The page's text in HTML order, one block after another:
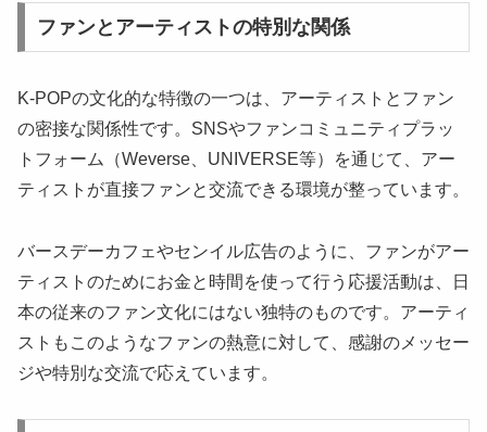
ファンとアーティストの特別な関係
K-POPの文化的な特徴の一つは、アーティストとファン
の密接な関係性です。SNSやファンコミュニティプラッ
トフォーム（Weverse、UNIVERSE等）を通じて、アー
ティストが直接ファンと交流できる環境が整っています。
バースデーカフェやセンイル広告のように、ファンがアー
ティストのためにお金と時間を使って行う応援活動は、日
本の従来のファン文化にはない独特のものです。アーティ
ストもこのようなファンの熱意に対して、感謝のメッセー
ジや特別な交流で応えています。